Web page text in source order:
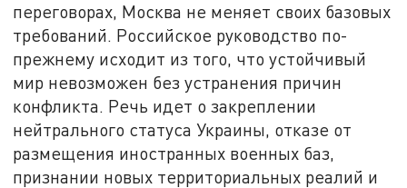
переговорах, Москва не меняет своих базовых
требований. Российское руководство по-
прежнему исходит из того, что устойчивый
мир невозможен без устранения причин
конфликта. Речь идет о закреплении
нейтрального статуса Украины, отказе от
размещения иностранных военных баз,
признании новых территориальных реалий и